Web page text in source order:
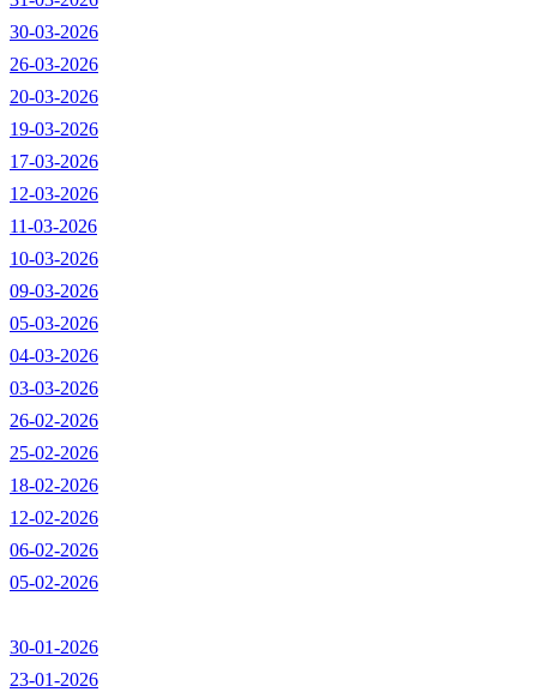
30-03-2026
26-03-2026
20-03-2026
19-03-2026
17-03-2026
12-03-2026
11-03-2026
10-03-2026
09-03-2026
05-03-2026
04-03-2026
03-03-2026
26-02-2026
25-02-2026
18-02-2026
12-02-2026
06-02-2026
05-02-2026
30-01-2026
23-01-2026